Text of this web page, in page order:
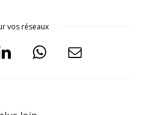
vos réseaux